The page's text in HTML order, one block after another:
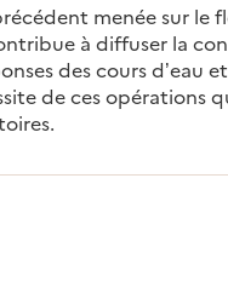
menée sur le
à diffuser la
des cours d’eau
de ces opérations